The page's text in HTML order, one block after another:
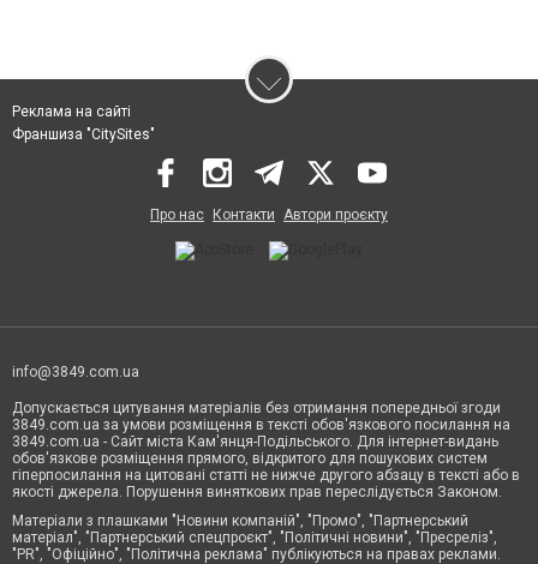
Реклама на сайті
Франшиза "CitySites"
Про нас Контакти Автори проєкту
info@3849.com.ua
Допускається цитування матеріалів без отримання попередньої згоди
3849.com.ua за умови розміщення в тексті обов'язкового посилання на
3849.com.ua - Сайт міста Кам'янця-Подільського. Для інтернет-видань
обов'язкове розміщення прямого, відкритого для пошукових систем
гіперпосилання на цитовані статті не нижче другого абзацу в тексті або в
якості джерела. Порушення виняткових прав переслідується Законом.
Матеріали з плашками "Новини компаній", "Промо", "Партнерський
матеріал", "Партнерський спецпроєкт", "Політичні новини", "Пресреліз",
"PR", "Офіційно", "Політична реклама" публікуються на правах реклами.